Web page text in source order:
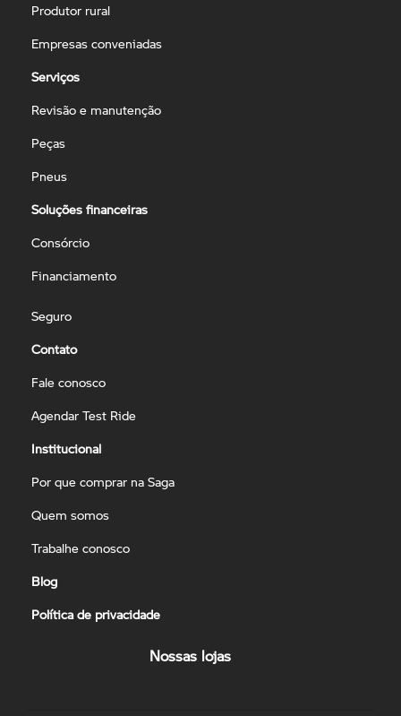
Produtor rural
Empresas conveniadas
Serviços
Revisão e manutenção
Peças
Pneus
Soluções financeiras
Consórcio
Financiamento
Seguro
Contato
Fale conosco
Agendar Test Ride
Institucional
Por que comprar na Saga
Quem somos
Trabalhe conosco
Blog
Política de privacidade
Nossas lojas